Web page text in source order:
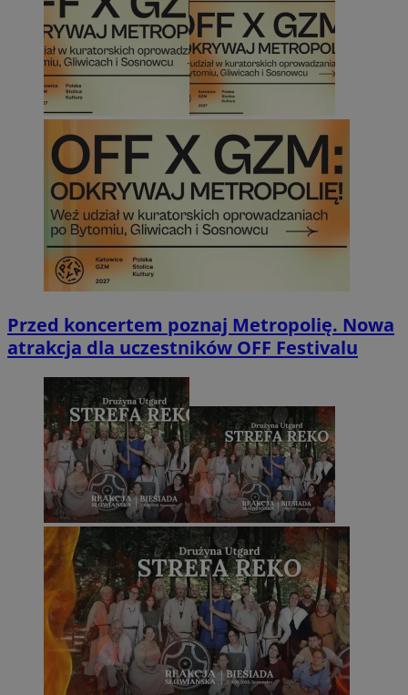
Przed koncertem poznaj Metropolię. Nowa
atrakcja dla uczestników OFF Festivalu